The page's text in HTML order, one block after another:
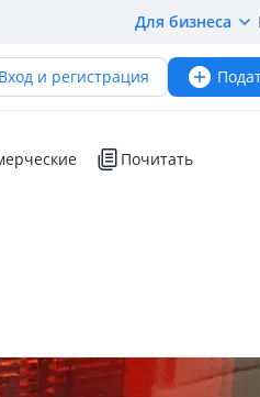
Для бизнеса
Вход и регистрация
Почитать